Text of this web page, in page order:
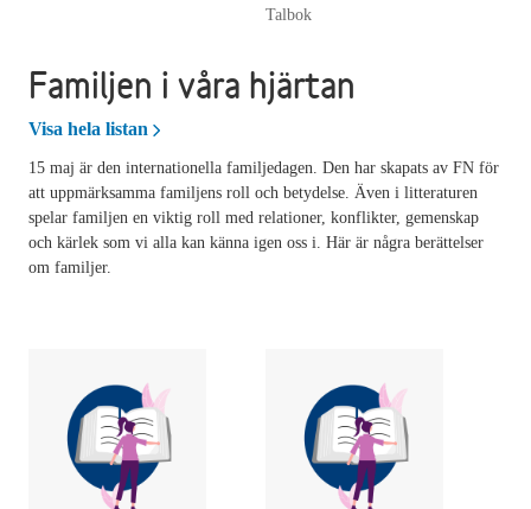
Talbok
Familjen i våra hjärtan
Visa hela listan Familjen i våra hjärtan
15 maj är den internationella familjedagen. Den har skapats av FN för
att uppmärksamma familjens roll och betydelse. Även i litteraturen
spelar familjen en viktig roll med relationer, konflikter, gemenskap
och kärlek som vi alla kan känna igen oss i. Här är några berättelser
om familjer.